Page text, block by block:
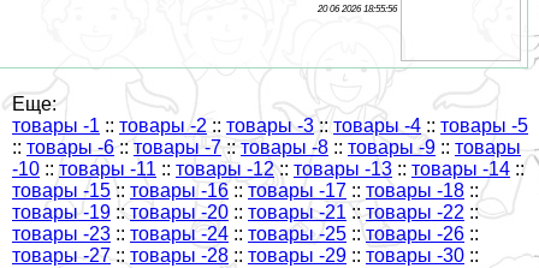
20 06 2026 18:55:56
Еще:
товары -1 :: товары -2 :: товары -3 :: товары -4 :: товары -5
:: товары -6 :: товары -7::товары -8 :: товары -9 :: товары
-10 :: товары -11 :: товары -12 :: товары -13 :: товары -14 ::
товары -15 :: товары -16 ::товары -17 :: товары -18 ::
товары -19 :: товары -20 :: товары -21 :: товары -22 ::
товары -23 :: товары -24 :: товары -25 :: товары -26 ::
товары -27 :: товары -28 :: товары -29 :: товары -30 ::